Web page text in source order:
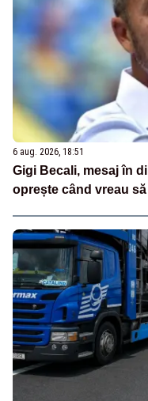
6 aug. 2026, 18:51
Gigi Becali, mesaj în
oprește când vreau